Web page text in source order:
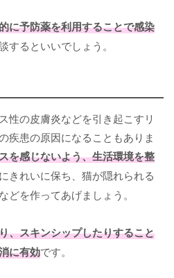
に予防薬を利用することで感染
するといいでしょう。
性の皮膚炎などを引き起こすリ
疾患の原因になることもありま
を感じないよう、生活環境を整
きれいに保ち、猫が隠れられる
を作ってあげましょう。
、スキンシップしたりすること
に有効です。